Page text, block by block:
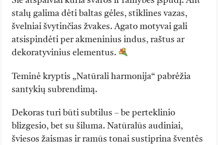
stalų galima dėti baltas gėles, stiklines vazas,
švelniai švytinčias žvakes. Agato motyvai gali
atsispindėti per akmeninius indus, raštus ar
dekoratyvinius elementus.
Teminė kryptis „Natūrali harmonija“ pabrėžia
santykių subrendimą.
Dekoras turi būti subtilus – be perteklinio
blizgesio, bet su šiluma. Natūralūs audiniai,
šviesos žaismas ir ramūs tonai sustiprina šventės